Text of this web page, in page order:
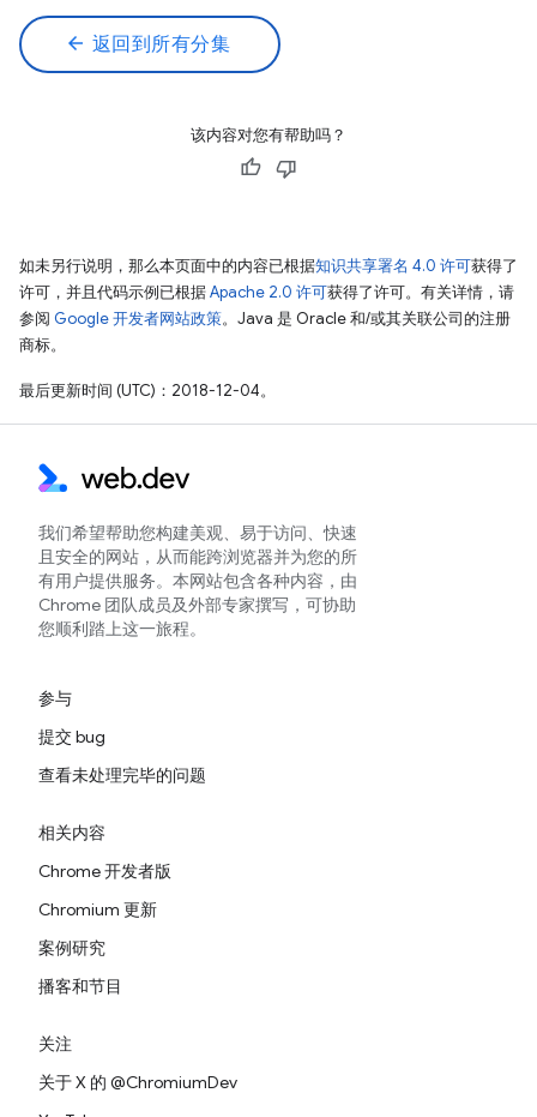
arrow_back 返回到所有分集
该内容对您有帮助吗？
如未另行说明，那么本页面中的内容已根据知识共享署名 4.0 许可获得了
许可，并且代码示例已根据Apache 2.0 许可获得了许可。有关详情，请
参阅 Google 开发者网站政策。Java 是 Oracle 和/或其关联公司的注册
商标。
最后更新时间 (UTC)：2018-12-04。
我们希望帮助您构建美观、易于访问、快速
且安全的网站，从而能跨浏览器并为您的所
有用户提供服务。本网站包含各种内容，由
Chrome 团队成员及外部专家撰写，可协助
您顺利踏上这一旅程。
参与
提交 bug
查看未处理完毕的问题
相关内容
Chrome 开发者版
Chromium 更新
案例研究
播客和节目
关注
关于 X 的 @ChromiumDev